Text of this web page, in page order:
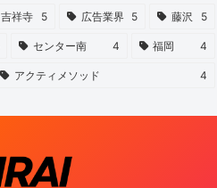
吉祥寺 5 広告業界 5 藤沢 5
センター南 4 福岡 4
アクティメソッド 4